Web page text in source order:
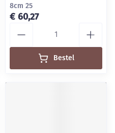
8cm 25
€ 60,27
Bestel